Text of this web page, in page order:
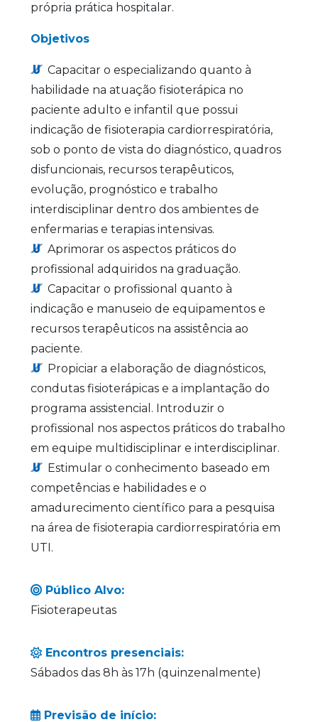
própria prática hospitalar.
Objetivos
Capacitar o especializando quanto à
habilidade na atuação fisioterápica no
paciente adulto e infantil que possui
indicação de fisioterapia cardiorrespiratória,
sob o ponto de vista do diagnóstico, quadros
disfuncionais, recursos terapêuticos,
evolução, prognóstico e trabalho
interdisciplinar dentro dos ambientes de
enfermarias e terapias intensivas.
Aprimorar os aspectos práticos do
profissional adquiridos na graduação.
Capacitar o profissional quanto à
indicação e manuseio de equipamentos e
recursos terapêuticos na assistência ao
paciente.
Propiciar a elaboração de diagnósticos,
condutas fisioterápicas e a implantação do
programa assistencial. Introduzir o
profissional nos aspectos práticos do trabalho
em equipe multidisciplinar e interdisciplinar.
Estimular o conhecimento baseado em
competências e habilidades e o
amadurecimento científico para a pesquisa
na área de fisioterapia cardiorrespiratória em
UTI.
Público Alvo:
Fisioterapeutas
Encontros presenciais:
Sábados das 8h às 17h (quinzenalmente)
Previsão de início: